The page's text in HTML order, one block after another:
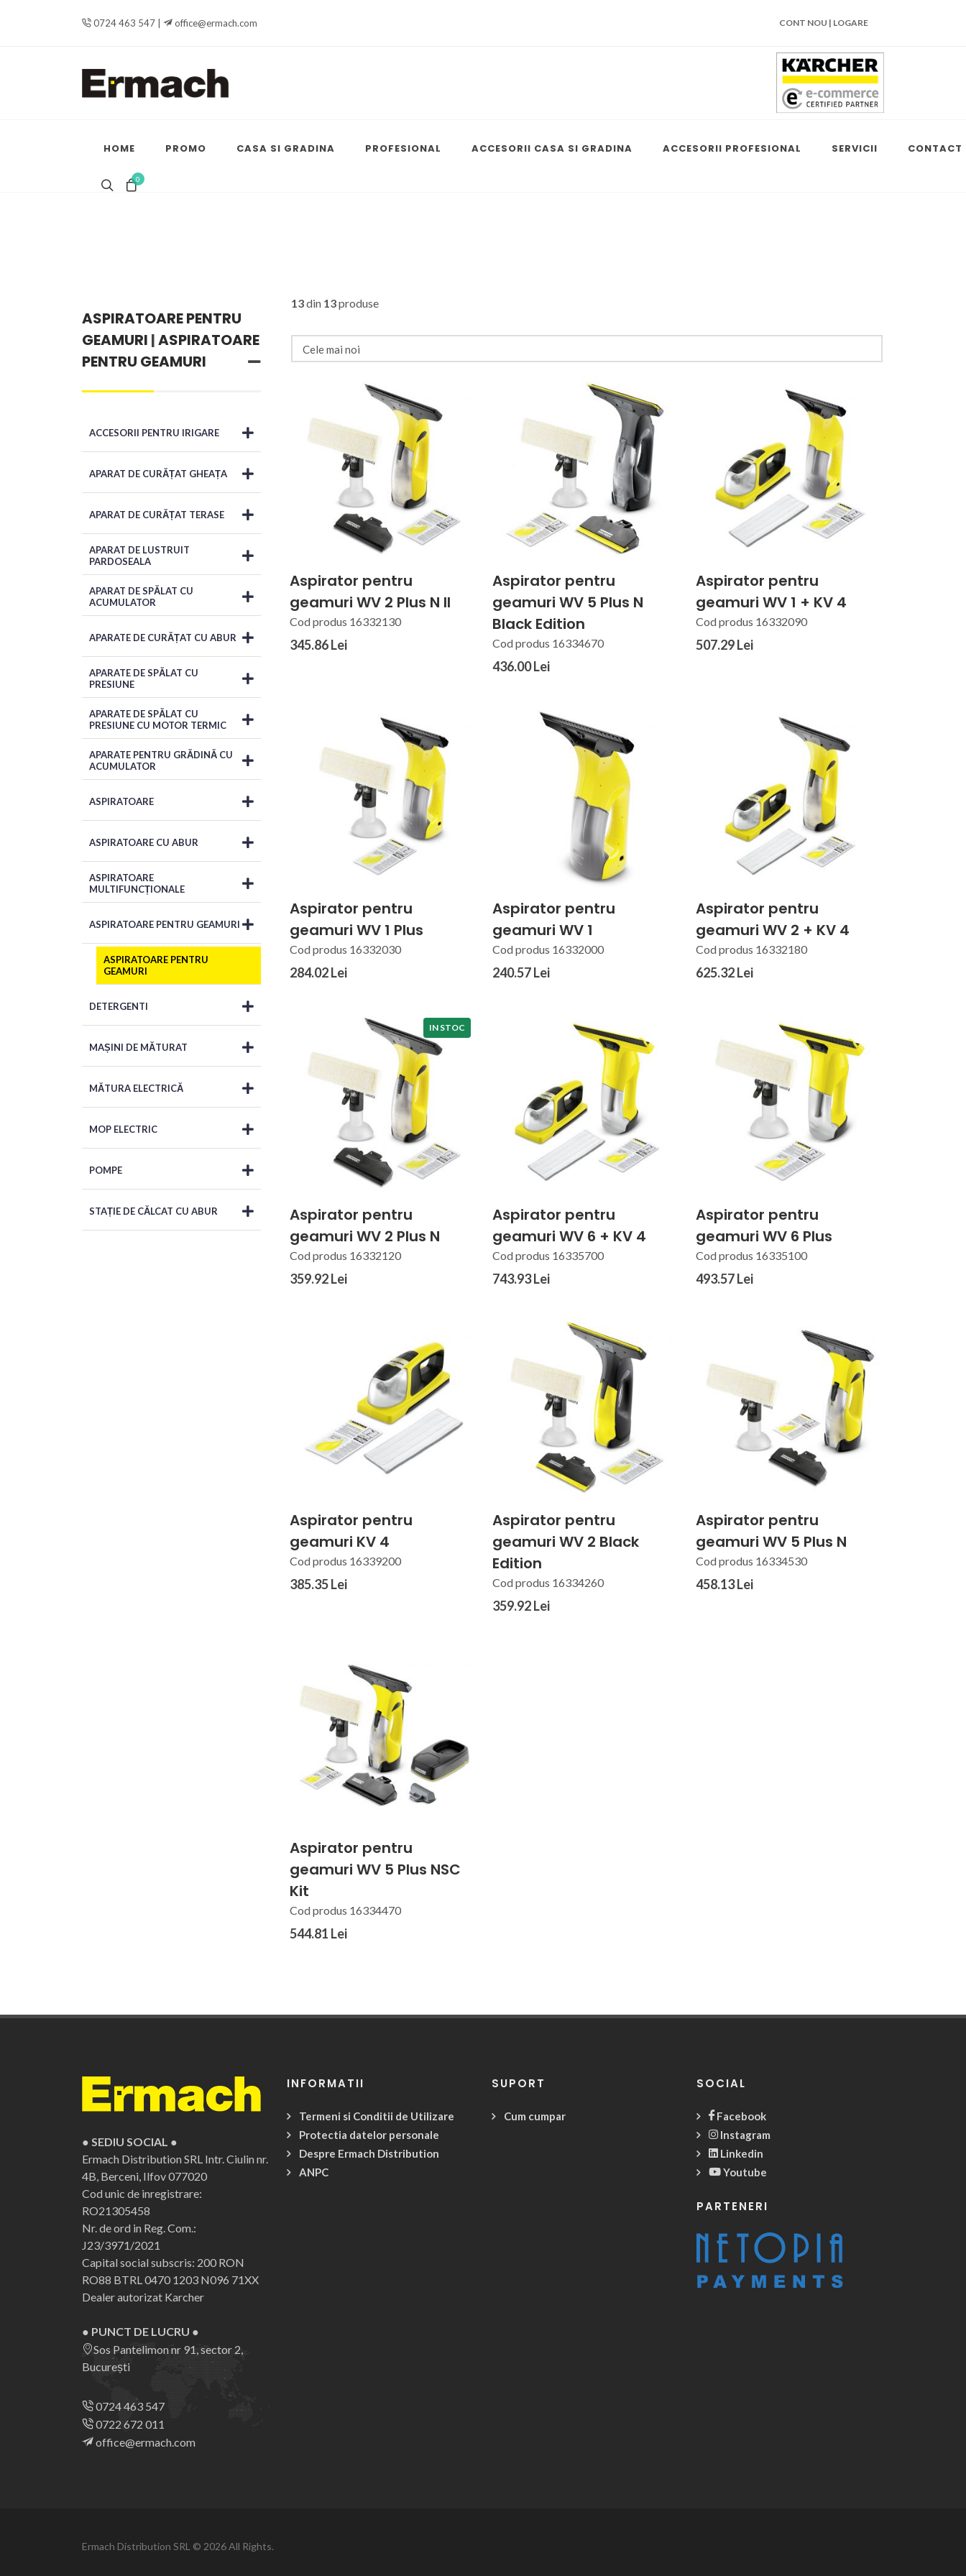
0724 463 547 | office@ermach.com CONT NOU | LOGARE
0
HOME PROMO CASA SI GRADINA PROFESIONAL ACCESORII CASA SI GRADINA ACCESORII PROFESIONAL SERVICII CONTACT
13din 13produse
Aspirator pentru
geamuri WV 2 Plus N II
Cod produs 16332130
345.86 Lei
Aspirator pentru
geamuri WV 5 Plus N
Black Edition
Cod produs 16334670
436.00 Lei
Aspirator pentru
geamuri WV 1 + KV 4
Cod produs 16332090
507.29 Lei
Aspirator pentru
geamuri WV 1 Plus
Cod produs 16332030
284.02 Lei
Aspirator pentru
geamuri WV 1
Cod produs 16332000
240.57 Lei
Aspirator pentru
geamuri WV 2 + KV 4
Cod produs 16332180
625.32 Lei
IN STOC
Aspirator pentru
geamuri WV 2 Plus N
Cod produs 16332120
359.92 Lei
Aspirator pentru
geamuri WV 6 + KV 4
Cod produs 16335700
743.93 Lei
Aspirator pentru
geamuri WV 6 Plus
Cod produs 16335100
493.57 Lei
Aspirator pentru
geamuri KV 4
Cod produs 16339200
385.35 Lei
Aspirator pentru
geamuri WV 2 Black
Edition
Cod produs 16334260
359.92 Lei
Aspirator pentru
geamuri WV 5 Plus N
Cod produs 16334530
458.13 Lei
Aspirator pentru
geamuri WV 5 Plus NSC
Kit
Cod produs 16334470
544.81 Lei
ASPIRATOARE PENTRU
GEAMURI |ASPIRATOARE
PENTRU GEAMURI
ACCESORII PENTRU IRIGARE
APARAT DE CURĂȚAT GHEAȚA
APARAT DE CURĂȚAT TERASE
APARAT DE LUSTRUIT
PARDOSEALA
APARAT DE SPĂLAT CU
ACUMULATOR
APARATE DE CURĂȚAT CU ABUR
APARATE DE SPĂLAT CU
PRESIUNE
APARATE DE SPĂLAT CU
PRESIUNE CU MOTOR TERMIC
APARATE PENTRU GRĂDINĂ CU
ACUMULATOR
ASPIRATOARE
ASPIRATOARE CU ABUR
ASPIRATOARE
MULTIFUNCȚIONALE
ASPIRATOARE PENTRU GEAMURI
ASPIRATOARE PENTRU
GEAMURI
DETERGENTI
MAȘINI DE MĂTURAT
MĂTURA ELECTRICĂ
MOP ELECTRIC
POMPE
STAȚIE DE CĂLCAT CU ABUR
● SEDIU SOCIAL ●
Ermach Distribution SRL Intr. Ciulin nr.
4B, Berceni, Ilfov 077020
Cod unic de inregistrare:
RO21305458
Nr. de ord in Reg. Com.:
J23/3971/2021
Capital social subscris: 200 RON
RO88 BTRL 0470 1203 N096 71XX
Dealer autorizat Karcher
● PUNCT DE LUCRU ●
Sos Pantelimon nr 91, sector 2,
București
0724 463 547
0722 672 011
office@ermach.com
INFORMATII
Termeni si Conditii de Utilizare
Protectia datelor personale
Despre Ermach Distribution
ANPC
SUPORT
Cum cumpar
SOCIAL
Facebook
Instagram
Linkedin
Youtube
PARTENERI
Ermach Distribution SRL © 2026 All Rights.